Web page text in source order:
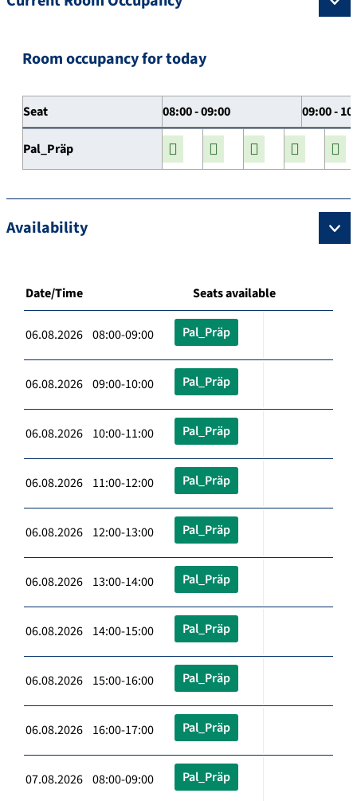
Room occupancy for today
Seat 08:00 - 09:00 09:00 -
Pal_Präp
Availability
Date/Time Seats available
06.08.2026 08:00-09:00 Pal_Präp
06.08.2026 09:00-10:00 Pal_Präp
06.08.2026 10:00-11:00 Pal_Präp
06.08.2026 11:00-12:00 Pal_Präp
06.08.2026 12:00-13:00 Pal_Präp
06.08.2026 13:00-14:00 Pal_Präp
06.08.2026 14:00-15:00 Pal_Präp
06.08.2026 15:00-16:00 Pal_Präp
06.08.2026 16:00-17:00 Pal_Präp
07.08.2026 08:00-09:00 Pal_Präp